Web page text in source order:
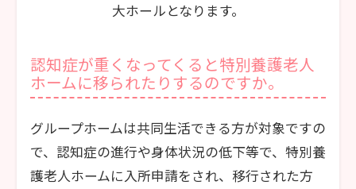
大ホールとなります。
認知症が重くなってくると特別養護老人
ホームに移られたりするのですか。
グループホームは共同生活できる方が対象ですの
で、認知症の進行や身体状況の低下等で、特別養
護老人ホームに入所申請をされ、移行された方